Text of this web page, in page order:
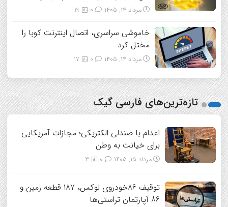
مرداد ۱۴, ۱۴۰۵ 19
خاموشی سراسری، اتصال اینترنت کوبا را
مختل کرد
مرداد ۱۴, ۱۴۰۵ 17
تازه‌ترین‌های فارسی گیک
اعدام با صندلی الکتریکی؛ مجازات آمریکایی
برای خیانت به وطن
مرداد ۱۵, ۱۴۰۵ 3
توقیف 86خودروی لوکس، 187 قطعه زمین و
86 آپارتمان تراستی‌ها